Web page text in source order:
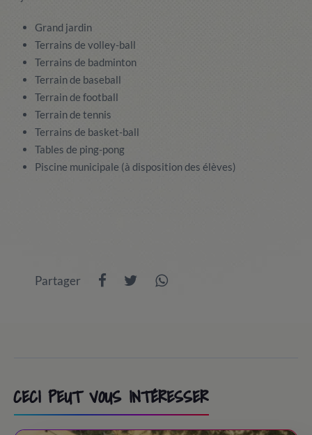
Grand jardin
Terrains de volley-ball
Terrains de badminton
Terrain de baseball
Terrain de football
Terrain de tennis
Terrains de basket-ball
Tables de ping-pong
Piscine municipale (à disposition des élèves)
Partager
CECI PEUT VOUS INTÉRESSER